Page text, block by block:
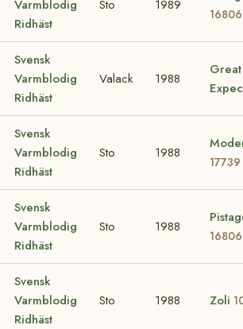
Varmblodig
Ridhäst
Sto 1989
16806
Svensk
Varmblodig
Ridhäst
Valack 1988
Great
Svensk
Varmblodig
Ridhäst
Sto 1988
17739
Svensk
Varmblodig
Ridhäst
Sto 1988
16806
Svensk
Varmblodig
Ridhäst
Sto 1988 Zoli